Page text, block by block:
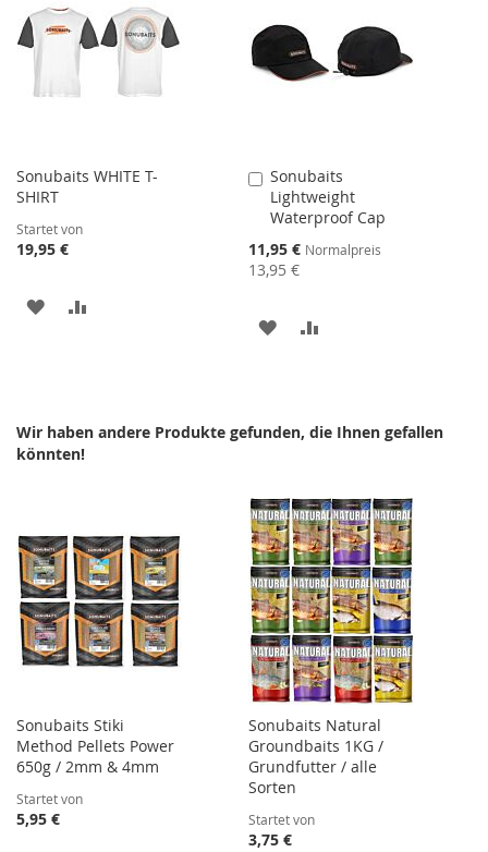
HINZUFÜGEN
HINZUFÜGEN
Sonubaits WHITE T-
SHIRT
Startet von
19,95 €
ZUR
Sonubaits
Lightweight
Waterproof Cap
Sonderangebot
11,95 € Normalpreis
13,95 €
In
den
Warenkorb
ZUR
Wir haben andere Produkte gefunden, die Ihnen gefallen
könnten!
Sonubaits Stiki
Method Pellets Power
650g / 2mm & 4mm
Startet von
5,95 €
Sonubaits Natural
Groundbaits 1KG /
Grundfutter / alle
Sorten
Startet von
3,75 €